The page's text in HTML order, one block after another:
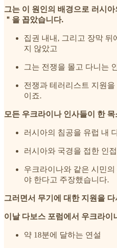
그는 이 원인의 배경으로 러시
＂을 꼽았습니다.
집권 내내, 그리고 장막 뒤
지 않았고
그는 전쟁을 몰고 다니는
전쟁과 테러리스트 지원
이죠.
모든 우크라이나 인사들이 한
러시아의 침공을 유럽 내
러시아와 국경을 접한 인
우크라이나와 같은 시민
야 한다고 주장했습니다.
그러면서 무기에 대한 지원을
이날 다보스 포럼에서 우크라이
약 18분에 달하는 연설